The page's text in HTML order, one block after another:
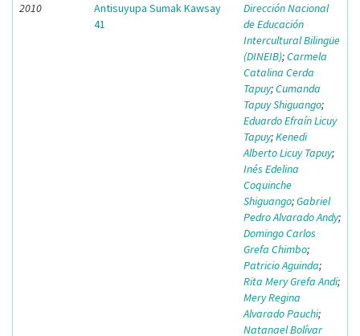
2010
Antisuyupa Sumak Kawsay
41
Dirección Nacional
de Educación
Intercultural Bilingüe
(DINEIB);Carmela
Catalina Cerda
Tapuy;Cumanda
Tapuy Shiguango;
Eduardo Efraín Licuy
Tapuy;Kenedi
Alberto Licuy Tapuy;
Inés Edelina
Coquinche
Shiguango;Gabriel
Pedro Alvarado Andy;
Domingo Carlos
Grefa Chimbo;
Patricio Aguinda;
Rita Mery Grefa Andi;
Mery Regina
Alvarado Pauchi;
Natanael Bolívar